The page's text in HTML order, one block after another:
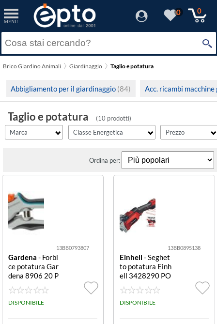
MENU
0 0
Brico Giardino Animali Giardinaggio Taglio e potatura
Abbigliamento per il giardinaggio (84) Acc. ricambi
Taglio e potatura
(10 prodotti)
Marca
filter_id
Einhell
Gardena
Resetta
Classe Energetica
filtro_energy Resetta
Prezzo
filter_fprezzo
Prezzo minimo
Resetta
filter_adds
Solo Promozioni
Visualizza solo le Novità
Resetta
Ordina per:
13BB0793807
Gardena - Forbi
ce potatura Gar
dena 8906 20 P
REMIUM Bypas
s Bypass
DISPONIBILE
13BB0895138
Einhell - Seghet
to potatura Einh
ell 3428290 PO
WER X-CHANG
E Ge Gs 18 150
Li Ge Gs 18 150
DISPONIBILE